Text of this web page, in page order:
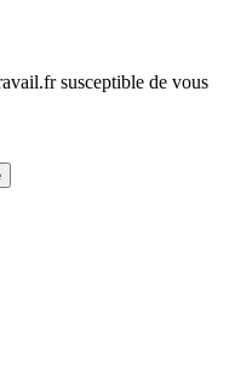
susceptible de vous